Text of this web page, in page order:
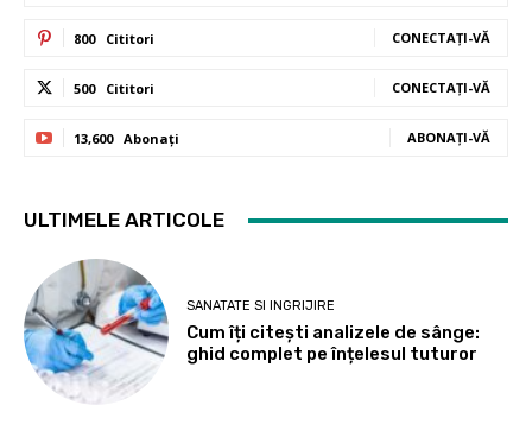
800 Cititori CONECTAȚI-VĂ
500 Cititori CONECTAȚI-VĂ
13,600 Abonați ABONAȚI-VĂ
ULTIMELE ARTICOLE
SANATATE SI INGRIJIRE
Cum îți citești analizele de sânge:
ghid complet pe înțelesul tuturor